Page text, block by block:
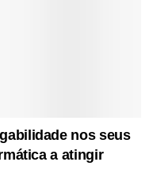
nos seus
a atingir